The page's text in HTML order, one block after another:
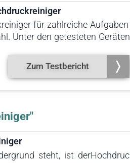
für zahlreiche
Unter den getesteten
Rohrreinigungsaufsatz
Zum Testbericht
steht, ist